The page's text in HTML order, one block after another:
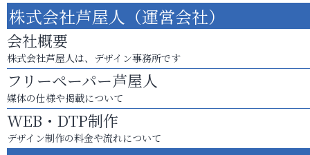
株式会社芦屋人（運営会社）
会社概要
株式会社芦屋人は、デザイン事務所です
フリーペーパー芦屋人
媒体の仕様や掲載について
WEB・DTP制作
デザイン制作の料金や流れについて